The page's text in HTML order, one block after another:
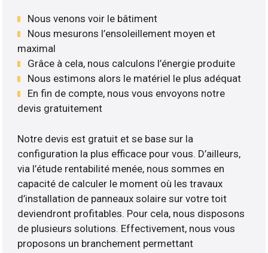
Nous venons voir le bâtiment
Nous mesurons l’ensoleillement moyen et
maximal
Grâce à cela, nous calculons l’énergie produite
Nous estimons alors le matériel le plus adéquat
En fin de compte, nous vous envoyons notre
devis gratuitement
Notre devis est gratuit et se base sur la
configuration la plus efficace pour vous. D’ailleurs,
via l’étude rentabilité menée, nous sommes en
capacité de calculer le moment où les travaux
d’installation de panneaux solaire sur votre toit
deviendront profitables. Pour cela, nous disposons
de plusieurs solutions. Effectivement, nous vous
proposons un branchement permettant